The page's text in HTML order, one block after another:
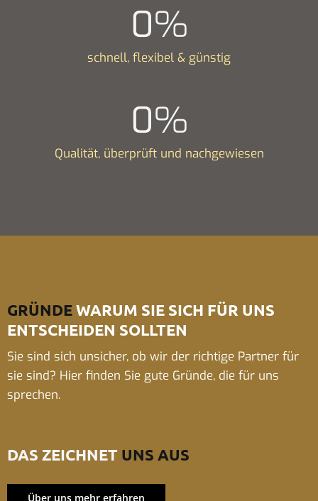
0%
schnell, flexibel & günstig
0%
Qualität, überprüft und nachgewiesen
GRÜNDEWARUM SIE SICH FÜR UNS
ENTSCHEIDEN SOLLTEN
Sie sind sich unsicher, ob wir der richtige Partner für
sie sind? Hier finden Sie gute Gründe, die für uns
sprechen.
DAS ZEICHNET UNS AUS
Über uns mehr erfahren